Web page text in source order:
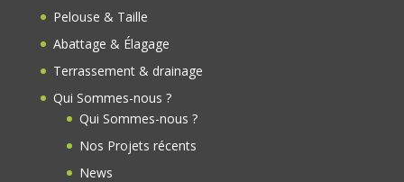
Pelouse & Taille
Abattage & Élagage
Terrassement & drainage
Qui Sommes-nous ?
Qui Sommes-nous ?
Nos Projets récents
News